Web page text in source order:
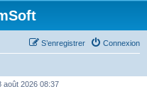
Connexion
S’enregistrer
août 2026 08:37